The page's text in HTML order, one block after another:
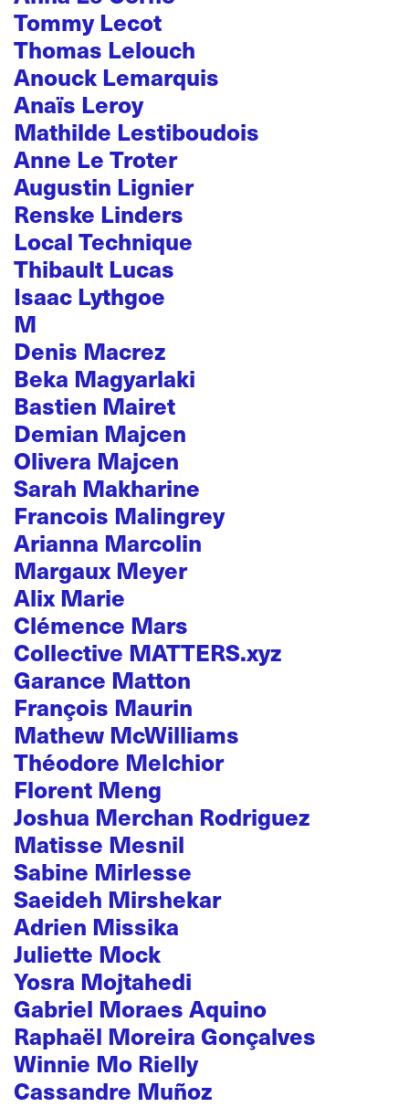
Tommy Lecot
Thomas Lelouch
Anouck Lemarquis
Anaïs Leroy
Mathilde Lestiboudois
Anne Le Troter
Augustin Lignier
Renske Linders
Local Technique
Thibault Lucas
Isaac Lythgoe
M
Denis Macrez
Beka Magyarlaki
Bastien Mairet
Demian Majcen
Olivera Majcen
Sarah Makharine
Francois Malingrey
Arianna Marcolin
Margaux Meyer
Alix Marie
Clémence Mars
Collective MATTERS.xyz
Garance Matton
François Maurin
Mathew McWilliams
Théodore Melchior
Florent Meng
Joshua Merchan Rodriguez
Matisse Mesnil
Sabine Mirlesse
Saeideh Mirshekar
Adrien Missika
Juliette Mock
Yosra Mojtahedi
Gabriel Moraes Aquino
Raphaël Moreira Gonçalves
Winnie Mo Rielly
Cassandre Muñoz